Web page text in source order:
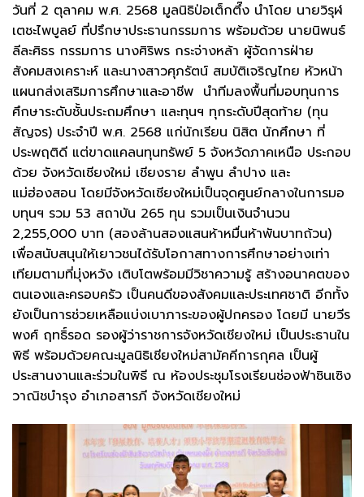
วันที่ 2 ตุลาคม พ.ศ. 2568 มูลนิธิป่อเต็กตึ๊ง นำโดย นายวิรุฬ
เตชะไพบูลย์ ที่ปรึกษาประธานกรรมการ พร้อมด้วย นายนิพนธ์
ลีละศิธร กรรมการ นางศิริพร กระจ่างหล้า ผู้จัดการฝ่าย
สังคมสงเคราะห์ และนางสาวศุภรัตน์ สมบัติเจริญไทย หัวหน้า
แผนกส่งเสริมการศึกษาและอาชีพ นำทีมลงพื้นที่มอบทุนการ
ศึกษาระดับชั้นประถมศึกษา และทุนฯ ทุกระดับปีสุดท้าย (ทุน
สัญจร) ประจำปี พ.ศ. 2568 แก่นักเรียน นิสิต นักศึกษา ที่
ประพฤติดี แต่ขาดแคลนทุนทรัพย์ 5 จังหวัดภาคเหนือ ประกอบ
ด้วย จังหวัดเชียงใหม่ เชียงราย ลำพูน ลำปาง และ
แม่ฮ่องสอน โดยมีจังหวัดเชียงใหม่เป็นจุดศูนย์กลางในการมอ
บทุนฯ รวม 53 สถาบัน 265 ทุน รวมเป็นเงินจำนวน
2,255,000 บาท (สองล้านสองแสนห้าหมื่นห้าพันบาทถ้วน)
เพื่อสนับสนุนให้เยาวชนได้รับโอกาสทางการศึกษาอย่างเท่า
เทียมตามที่มุ่งหวัง เติบโตพร้อมมีวิชาความรู้ สร้างอนาคตของ
ตนเองและครอบครัว เป็นคนดีของสังคมและประเทศชาติ อีกทั้ง
ยังเป็นการช่วยเหลือแบ่งเบาภาระของผู้ปกครอง โดยมี นายวีร
พงศ์ ฤทธิ์รอด รองผู้ว่าราชการจังหวัดเชียงใหม่ เป็นประธานใน
พิธี พร้อมด้วยคณะมูลนิธิเชียงใหม่สามัคคีการกุศล เป็นผู้
ประสานงานและร่วมในพิธี ณ ห้องประชุมโรงเรียนช่องฟ้าซินเซิง
วาณิชบํารุง อำเภอสารภี จังหวัดเชียงใหม่